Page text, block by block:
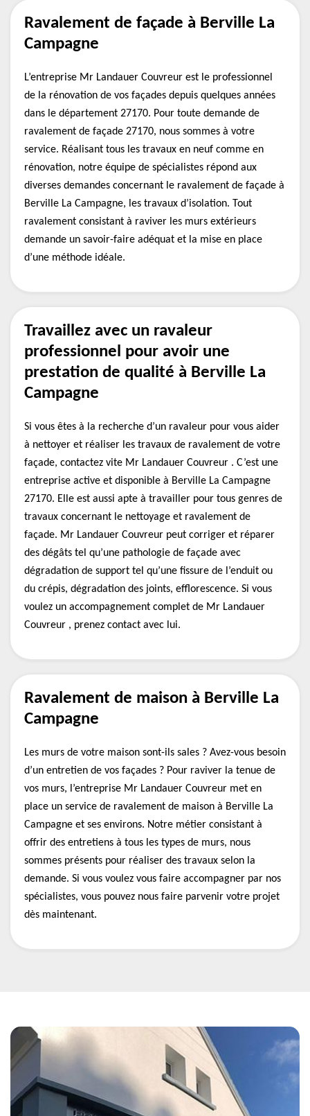
Ravalement de façade à Berville La
Campagne
L’entreprise Mr Landauer Couvreur est le professionnel
de la rénovation de vos façades depuis quelques années
dans le département 27170. Pour toute demande de
ravalement de façade 27170, nous sommes à votre
service. Réalisant tous les travaux en neuf comme en
rénovation, notre équipe de spécialistes répond aux
diverses demandes concernant le ravalement de façade à
Berville La Campagne, les travaux d’isolation. Tout
ravalement consistant à raviver les murs extérieurs
demande un savoir-faire adéquat et la mise en place
d’une méthode idéale.
Travaillez avec un ravaleur
professionnel pour avoir une
prestation de qualité à Berville La
Campagne
Si vous êtes à la recherche d’un ravaleur pour vous aider
à nettoyer et réaliser les travaux de ravalement de votre
façade, contactez vite Mr Landauer Couvreur . C’est une
entreprise active et disponible à Berville La Campagne
27170. Elle est aussi apte à travailler pour tous genres de
travaux concernant le nettoyage et ravalement de
façade. Mr Landauer Couvreur peut corriger et réparer
des dégâts tel qu’une pathologie de façade avec
dégradation de support tel qu’une fissure de l’enduit ou
du crépis, dégradation des joints, efflorescence. Si vous
voulez un accompagnement complet de Mr Landauer
Couvreur , prenez contact avec lui.
Ravalement de maison à Berville La
Campagne
Les murs de votre maison sont-ils sales ? Avez-vous besoin
d’un entretien de vos façades ? Pour raviver la tenue de
vos murs, l’entreprise Mr Landauer Couvreur met en
place un service de ravalement de maison à Berville La
Campagne et ses environs. Notre métier consistant à
offrir des entretiens à tous les types de murs, nous
sommes présents pour réaliser des travaux selon la
demande. Si vous voulez vous faire accompagner par nos
spécialistes, vous pouvez nous faire parvenir votre projet
dès maintenant.